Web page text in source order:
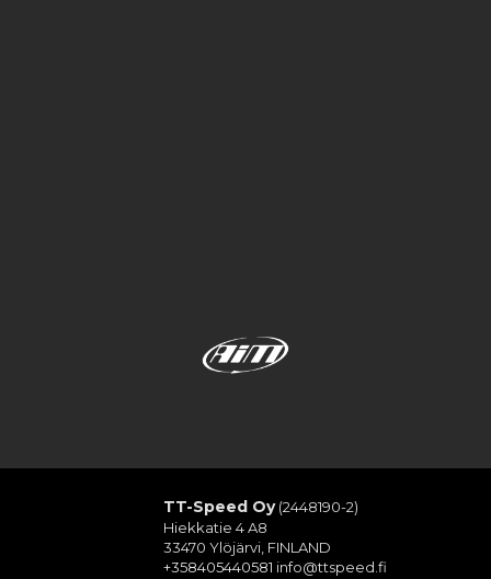
TT-Speed Oy(2448190-2)
Hiekkatie 4 A8
33470 Ylöjärvi, FINLAND
+358405440581 info@ttspeed.fi